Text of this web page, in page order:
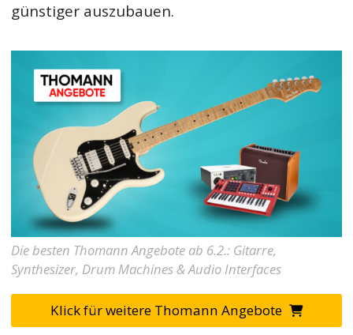
günstiger auszubauen.
Die besten Thomann Angebote ab 6.2.: Gitarre,
Synthesizer, Drum Machines & Audio Interfaces
Klick für weitere Thomann Angebote